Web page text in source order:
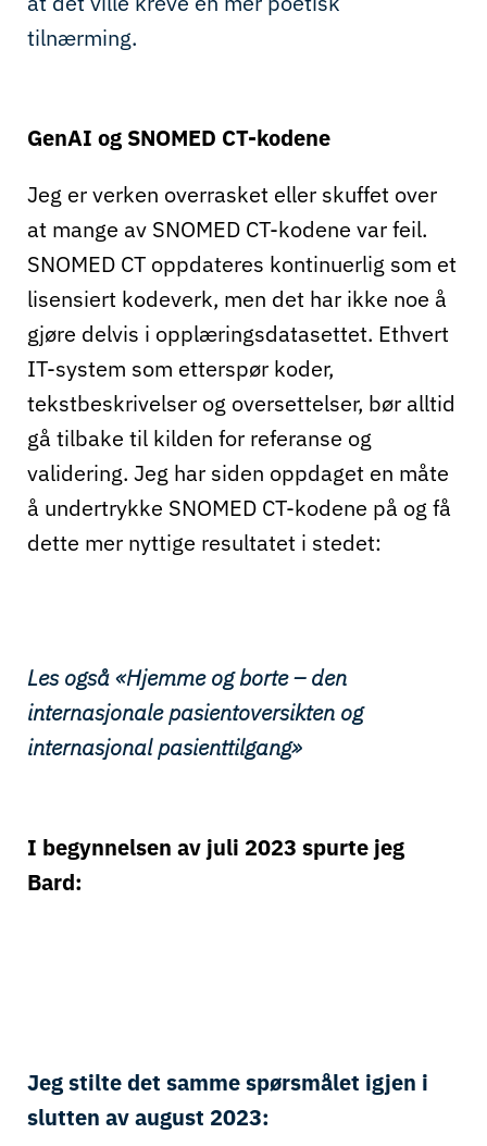
tilnærming.
GenAI og SNOMED CT-kodene
Jeg er verken overrasket eller skuffet over
at mange av SNOMED CT-kodene var feil.
SNOMED CT oppdateres kontinuerlig som et
lisensiert kodeverk, men det har ikke noe å
gjøre delvis i opplæringsdatasettet. Ethvert
IT-system som etterspør koder,
tekstbeskrivelser og oversettelser, bør alltid
gå tilbake til kilden for referanse og
validering. Jeg har siden oppdaget en måte
å undertrykke SNOMED CT-kodene på og få
dette mer nyttige resultatet i stedet:
Les også «Hjemme og borte – den
internasjonale pasientoversikten og
internasjonal pasienttilgang»
I begynnelsen av juli 2023 spurte jeg
Bard:
Jeg stilte det samme spørsmålet igjen i
slutten av august 2023: